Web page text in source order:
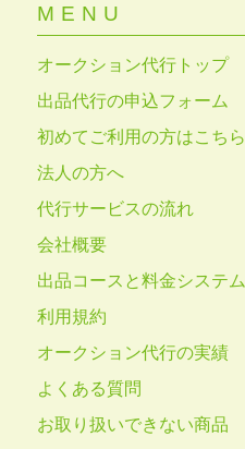
MENU
オークション代行トップ
出品代行の申込フォーム
初めてご利用の方はこちら
法人の方へ
代行サービスの流れ
会社概要
出品コースと料金システム
利用規約
オークション代行の実績
よくある質問
お取り扱いできない商品